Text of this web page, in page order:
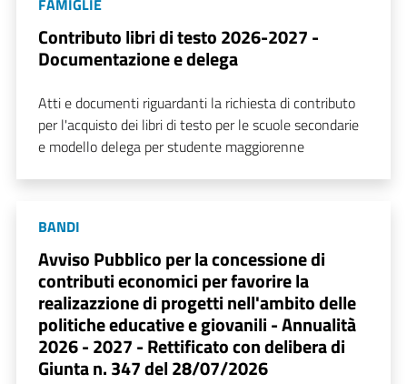
FAMIGLIE
Contributo libri di testo 2026-2027 -
Documentazione e delega
Atti e documenti riguardanti la richiesta di contributo
per l'acquisto dei libri di testo per le scuole secondarie
e modello delega per studente maggiorenne
BANDI
Avviso Pubblico per la concessione di
contributi economici per favorire la
realizazzione di progetti nell'ambito delle
politiche educative e giovanili - Annualità
2026 - 2027 - Rettificato con delibera di
Giunta n. 347 del 28/07/2026